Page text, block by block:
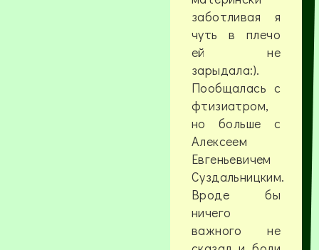
заботливая я
чуть в плечо
ей не
зарыдала:).
Пообщалась с
фтизиатром,
но больше с
Алексеем
Евгеньевичем
Суздальницким.
Вроде бы
ничего
важного не